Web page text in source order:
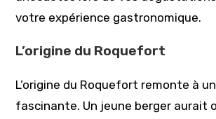
votre expérience gastronomique.
L’origine du Roquefort
L’origine du Roquefort remonte à
fascinante. Un jeune berger aurait